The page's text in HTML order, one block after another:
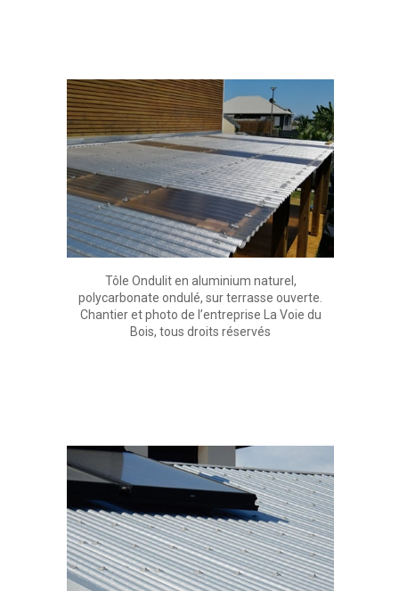
Tôle Ondulit en aluminium naturel,
polycarbonate ondulé, sur terrasse ouverte.
Chantier et photo de l’entreprise La Voie du
Bois, tous droits réservés